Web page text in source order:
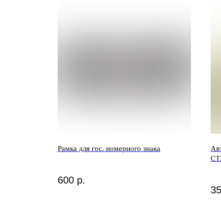
Рамка для гос. номерного знака
600 р.